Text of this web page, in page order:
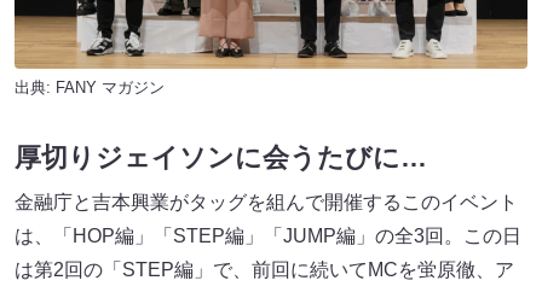
出典: FANY マガジン
厚切りジェイソンに会うたびに…
金融庁と吉本興業がタッグを組んで開催するこのイベント
は、「HOP編」「STEP編」「JUMP編」の全3回。この日
は第2回の「STEP編」で、前回に続いてMCを蛍原徹、ア